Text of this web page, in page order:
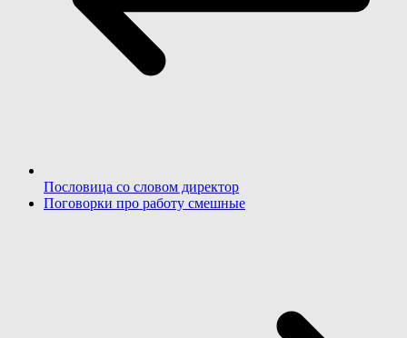
Пословица со словом директор
Поговорки про работу смешные